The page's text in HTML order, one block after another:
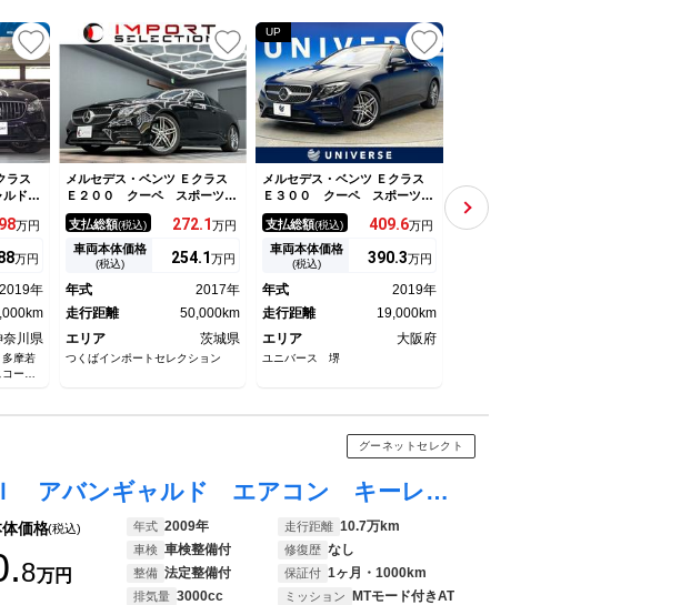
ラス
ルド
黒
メ
ク
ｔｅ
自動
禁煙
万円
万円
2019年
奈川県
摩若
ーポ
メルセデス・ベンツ Ｅクラス
Ｅ２００ クーペ スポーツ
パノラミックスライディングル
ーフ 黒レザーシート レーダ
ーセーフティパッケージ Ｂｕ
ｒｍｅｓｔｅｒ ＨＵＤ 純正
シートヒーター ドラレコ Ｌ
ＥＤ ＥＴＣ２．０
支払総額(税込) 272.1万円
車両本体価格
(税込) 254.1万円
年式
2017年
走行距離
50,000km
エリア
茨城県
つくばインポートセレクション
UP
メルセデス・ベンツ Ｅクラス
Ｅ３００ クーペ スポーツ
エクスクルーシブパッケージ
サンルーフ シートベンチレー
ション レーダーセーフティパ
ッケージ ナッパ革シート 純
ヘッドアップディスプレイ マ
ルチビームＬＥＤ 全周囲カメ
支払総額(税込) 409.6万円
車両本体価格
(税込) 390.3万円
年式
2019年
走行距離
19,000km
エリア
大阪府
ユニバース 堺
Ｅ２２０ｄ アバンギャルド
スポーツ レーダーセーフティ
ＰＫＧ ハーフレザーシート
支払総額
グーネットセレクト
Ｅクラス Ｅ３２０ ＣＤＩ アバンギャルド エアコン キーレス ＡＢＳ パワーシート レザーシート ＥＴＣ アルミホイール エアバック シートヒーター パワステ パワーウインド ＤＶＤ ＨＤＤナビ
価格(税込)
8万円
年式 2009年 走行距離 10.7万km
車検 車検整備付 修復歴 なし
整備 法定整備付 保証付 1ヶ月・1000km
排気量 3000cc ミッション MTモード付きAT